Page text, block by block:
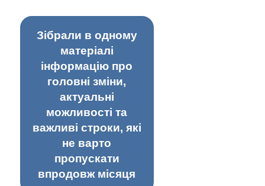
Зібрали в одному
матеріалі
інформацію про
головні зміни,
актуальні
можливості та
важливі строки, які
не варто
пропускати
впродовж місяця